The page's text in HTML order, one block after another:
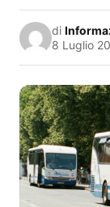
di
8 Luglio